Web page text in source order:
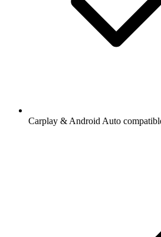
Carplay & Android Auto